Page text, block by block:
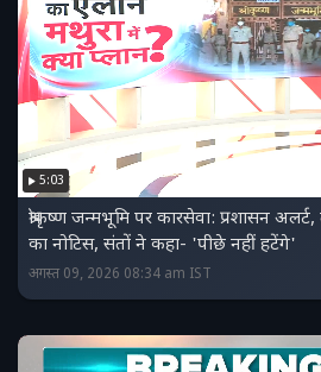
5:03
श्रीकृष्ण जन्मभूमि पर कारसेवा: प्रशासन
का नोटिस, संतों ने कहा- 'पीछे नहीं हटेंगे'
अगस्त 09, 2026 08:34 am IST